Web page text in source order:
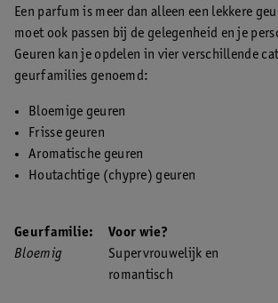
Een parfum is meer dan alleen een lekkere
moet ook passen bij de gelegenheid en je
Geuren kan je opdelen in vier verschillende
geurfamilies genoemd:
Bloemige geuren
Frisse geuren
Aromatische geuren
Houtachtige (chypre) geuren
Geurfamilie: Voor wie?
Bloemig
Supervrouwelijk en
romantisch